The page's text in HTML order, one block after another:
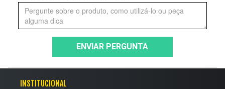
ENVIAR PERGUNTA
INSTITUCIONAL